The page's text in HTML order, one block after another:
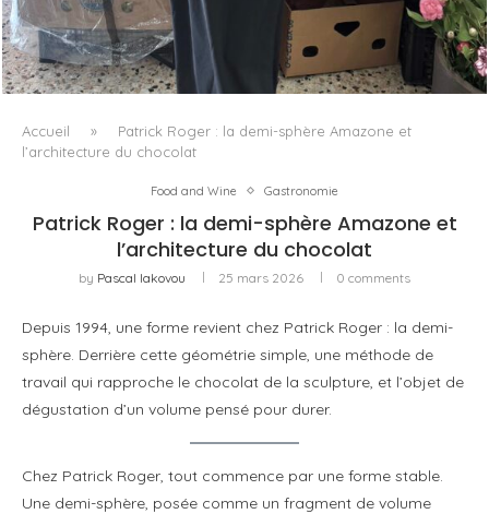
LE BAULETTO DE MM6 MAISON MARGIELA, OU LA
GÉOMÉTRIE COMME SEUL ORNEMENT
Accueil »
Patrick Roger : la demi-sphère Amazone et
l’architecture du chocolat
Food and Wine Gastronomie
Patrick Roger : la demi-sphère Amazone et
l’architecture du chocolat
by Pascal Iakovou 25 mars 2026 0 comments
Depuis 1994, une forme revient chez Patrick Roger : la demi-
sphère. Derrière cette géométrie simple, une méthode de
travail qui rapproche le chocolat de la sculpture, et l’objet de
dégustation d’un volume pensé pour durer.
Chez Patrick Roger, tout commence par une forme stable.
Une demi-sphère, posée comme un fragment de volume